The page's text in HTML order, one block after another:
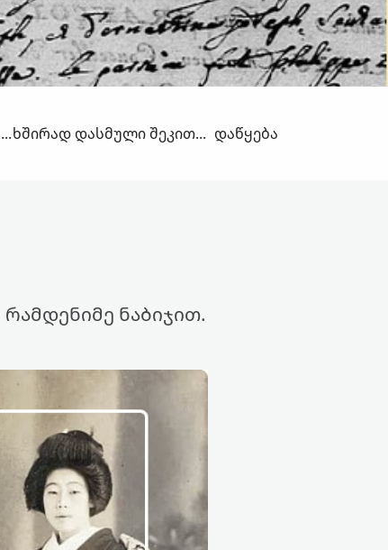
ᲮᲨᲘᲠᲐᲓ ᲓᲐᲡᲛᲣᲚᲘ ᲨᲔᲙᲘᲗᲮᲕᲔᲑᲘᲓᲐᲬᲧᲔᲑᲐ
ნაბიჯით.